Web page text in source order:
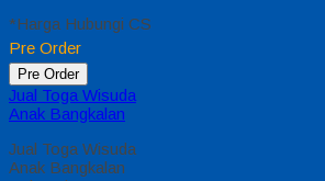
*Harga Hubungi CS
Pre Order
Pre Order
Jual Toga Wisuda
Anak Bangkalan
Jual Toga Wisuda
Anak Bangkalan